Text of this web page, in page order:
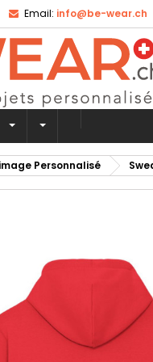
Email: info@be-wear.ch
Personnalisé